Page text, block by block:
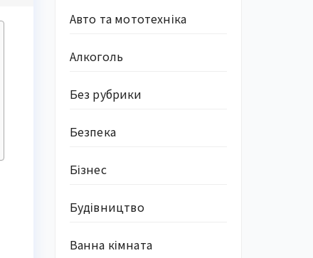
Авто та мототехніка
Алкоголь
Без рубрики
Безпека
Бізнес
Будівництво
Ванна кімната